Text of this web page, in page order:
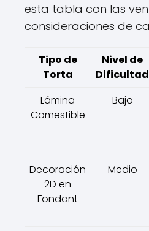
esta tabla con las
consideraciones de
Tipo de
Torta
Nivel de
Dificultad
Lámina
Comestible
Bajo
Decoración
2D en
Fondant
Medio